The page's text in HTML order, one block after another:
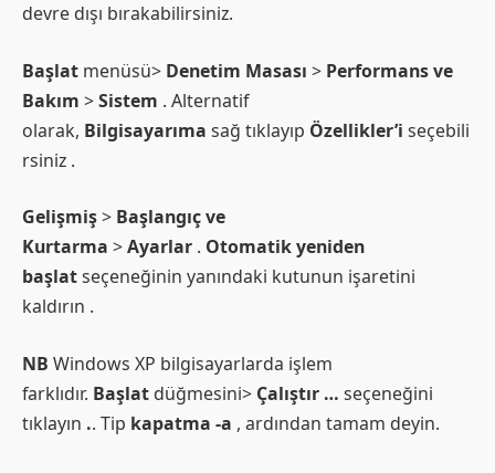
devre dışı bırakabilirsiniz.
Başlat menüsü> Denetim Masası > Performans ve
Bakım >Sistem . Alternatif
olarak, Bilgisayarıma sağ tıklayıp Özellikler’i seçebili
rsiniz .
Gelişmiş> Başlangıç ve
Kurtarma >Ayarlar . Otomatik yeniden
başlatseçeneğinin yanındaki kutunun işaretini
kaldırın .
NB Windows XP bilgisayarlarda işlem
farklıdır. Başlat düğmesini> Çalıştır … seçeneğini
tıklayın .. Tip kapatma -a , ardından tamam deyin.